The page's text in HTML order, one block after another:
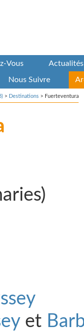
Vous Actualités
Nous Suivre
> Destinations > Fuerteventura
et